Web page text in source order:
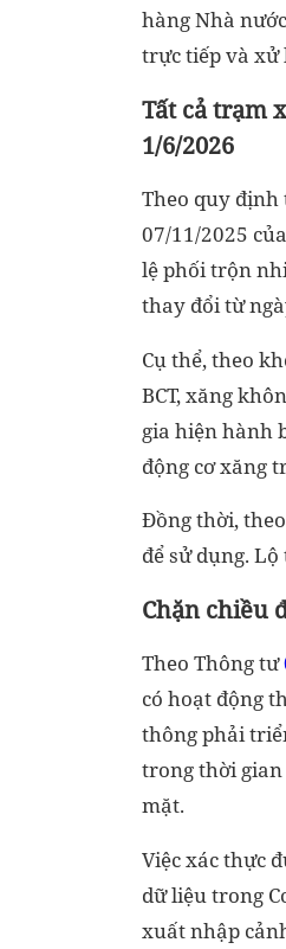
hàng Nhà
trực tiếp và xử
Tất cả trạm
1/6/2026
Theo quy
07/11/2025
lệ phối trộn
thay đổi từ
Cụ thể, theo
BCT, xăng
gia hiện hành
động cơ xăng
Đồng thời,
để sử dụng.
Chặn chiều
Theo Thông tư
có hoạt động
thông phải
trong thời
mặt.
Việc xác thực
dữ liệu trong
xuất nhập